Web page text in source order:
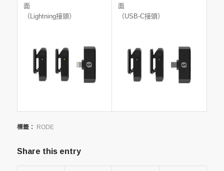
面
（Lightning接頭）
面
（USB-C接頭）
標籤： RODE
Share this entry